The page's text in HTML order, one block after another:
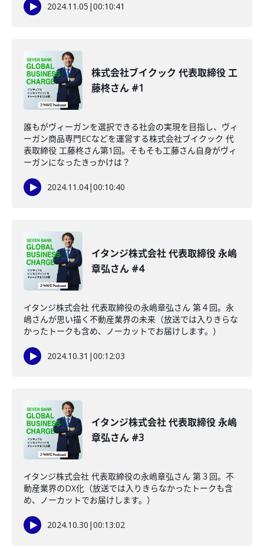
2024.11.05 |00:10:41
株式会社ブイクック 代表取締役 工
藤柊さん #1
誰もがヴィーガンを選択できる社会の実現を目指し、ヴィ
ーガン商品専門ECなどを運営する株式会社ブイクック 代
表取締役 工藤柊さん第1回。そもそも工藤さん自身がヴィ
ーガンになったきっかけは？
2024.11.04|00:10:40
イタンジ株式会社 代表取締役 永嶋
章弘さん #4
イタンジ株式会社 代表取締役の永嶋章弘さん 第４回。永
嶋さんが思い描く不動産業界の未来（放送では入りきらな
かったトークも含め、ノーカットでお届けします。）
2024.10.31 |00:12:03
イタンジ株式会社 代表取締役 永嶋
章弘さん #3
イタンジ株式会社 代表取締役の永嶋章弘さん 第３回。不
動産業界のDX化（放送では入りきらなかったトークも含
め、ノーカットでお届けします。）
2024.10.30 |00:13:02